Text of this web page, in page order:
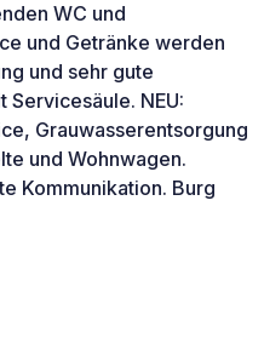
WC und
und Getränke werden
und sehr gute
Servicesäule. NEU:
Grauwasserentsorgung
und Wohnwagen.
Kommunikation. Burg